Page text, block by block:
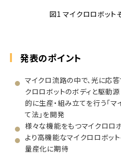
図1 マイクロロボット
発表のポイント
マイクロ流路の中で、光に応
クロロボットのボディと駆動
的に生産・組み立てを行う「
て法」を開発
様々な機能をもつマイクロロ
より高機能なマイクロロボッ
量産化に期待